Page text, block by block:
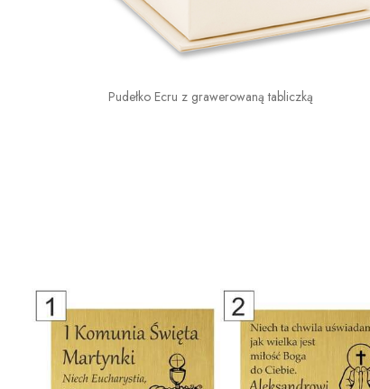
Pudełko Ecru z grawerowaną tabliczką